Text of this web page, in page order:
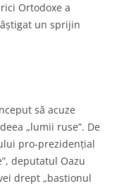
Ortodoxe a
un sprijin
să acuze
„lumii ruse”. De
pro-prezidențial
deputatul Oazu
drept „bastionul